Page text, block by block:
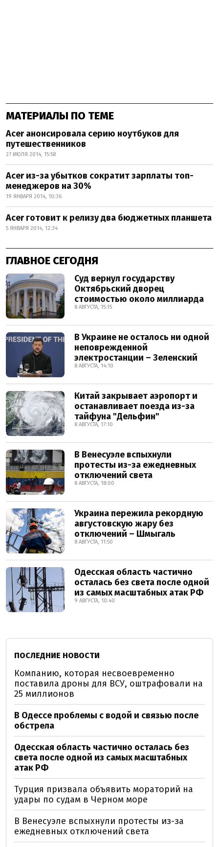
МАТЕРИАЛЫ ПО ТЕМЕ
Acer анонсировала серию ноутбуков для
путешественников
27 ИЮЛЯ 2014, 15:58
Acer из-за убытков сократит зарплаты топ-
менеджеров на 30%
19 ЯНВАРЯ 2014, 10:36
Acer готовит к релизу два бюджетных планшета
5 ЯНВАРЯ 2014, 12:34
ГЛАВНОЕ СЕГОДНЯ
Суд вернул государству
Октябрьский дворец
стоимостью около миллиарда
8 АВГУСТА, 15:15
В Украине не осталось ни одной
неповрежденной
электростанции – Зеленский
8 АВГУСТА, 14:10
Китай закрывает аэропорт и
останавливает поезда из-за
тайфуна "Дельфин"
8 АВГУСТА, 17:10
В Венесуэле вспыхнули
протесты из-за ежедневных
отключений света
8 АВГУСТА, 18:00
Украина пережила рекордную
августовскую жару без
отключений – Шмыгаль
8 АВГУСТА, 11:50
Одесская область частично
осталась без света после одной
из самых масштабных атак РФ
9 АВГУСТА, 10:40
ПОСЛЕДНИЕ НОВОСТИ
Компанию, которая несвоевременно
поставила дроны для ВСУ, оштрафовали на
25 миллионов
В Одессе проблемы с водой и связью после
обстрела
Одесская область частично осталась без
света после одной из самых масштабных
атак РФ
Турция призвала объявить мораторий на
удары по судам в Черном море
В Венесуэле вспыхнули протесты из-за
ежедневных отключений света